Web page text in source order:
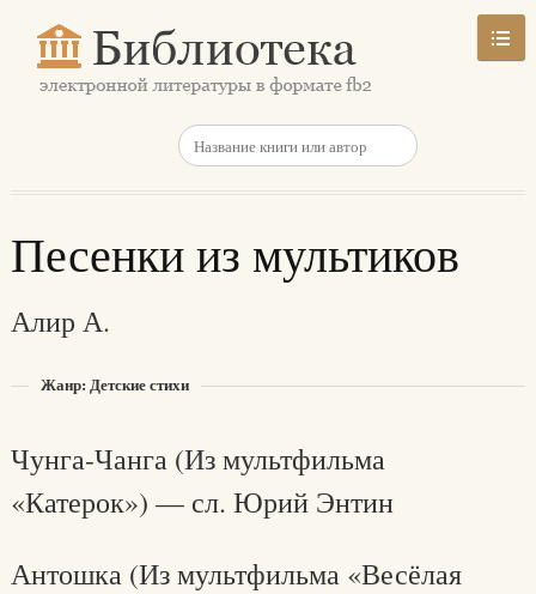
Песенки из мультиков
Алир А.
Жанр: Детские стихи
Чунга-Чанга (Из мультфильма
«Катерок») — сл. Юрий Энтин
Антошка (Из мультфильма «Весёлая